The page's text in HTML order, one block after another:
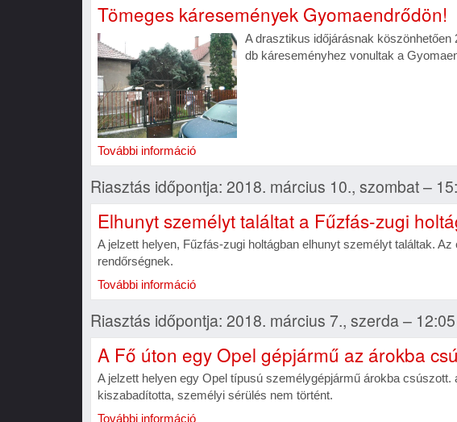
Tömeges káresemények Gyomaendrődön!
A drasztikus időjárásnak
db káreseményhez vonultak a
További információ
Riasztás időpontja: 2018. március 10., szombat –
Elhunyt személyt találtat a Fűzfás-zugi
A jelzett helyen, Fűzfás-zugi holtágban elhunyt személyt találtak.
rendőrségnek.
További információ
Riasztás időpontja: 2018. március 7., szerda – 12:05
A Fő úton egy Opel gépjármű az árokba
A jelzett helyen egy Opel típusú személygépjármű árokba
kiszabadította, személyi sérülés nem történt.
További információ